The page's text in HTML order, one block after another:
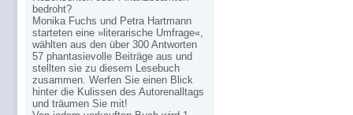
bedroht?
Monika Fuchs und Petra Hartmann
starteten eine »literarische Umfrage«,
wählten aus den über 300 Antworten
57 phantasievolle Beiträge aus und
stellten sie zu diesem Lesebuch
zusammen. Werfen Sie einen Blick
hinter die Kulissen des Autorenalltags
und träumen Sie mit!